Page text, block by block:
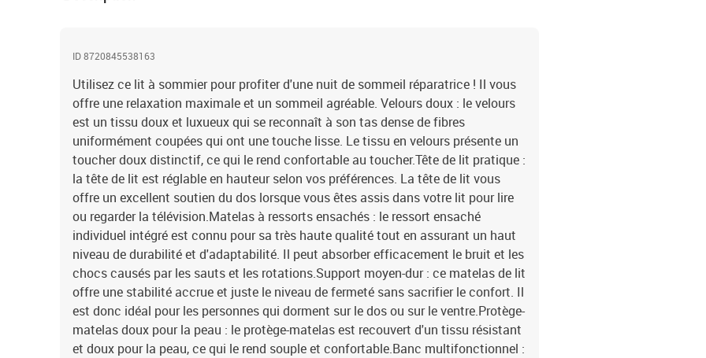
ID 8720845538163
Utilisez ce lit à sommier pour profiter d'une nuit de sommeil réparatrice ! Il vous
offre une relaxation maximale et un sommeil agréable. Velours doux : le velours
est un tissu doux et luxueux qui se reconnaît à son tas dense de fibres
uniformément coupées qui ont une touche lisse. Le tissu en velours présente un
toucher doux distinctif, ce qui le rend confortable au toucher.Tête de lit pratique :
la tête de lit est réglable en hauteur selon vos préférences. La tête de lit vous
offre un excellent soutien du dos lorsque vous êtes assis dans votre lit pour lire
ou regarder la télévision.Matelas à ressorts ensachés : le ressort ensaché
individuel intégré est connu pour sa très haute qualité tout en assurant un haut
niveau de durabilité et d'adaptabilité. Il peut absorber efficacement le bruit et les
chocs causés par les sauts et les rotations.Support moyen-dur : ce matelas de lit
offre une stabilité accrue et juste le niveau de fermeté sans sacrifier le confort. Il
est donc idéal pour les personnes qui dorment sur le dos ou sur le ventre.Protège-
matelas doux pour la peau : le protège-matelas est recouvert d'un tissu résistant
et doux pour la peau, ce qui le rend souple et confortable.Banc multifonctionnel :